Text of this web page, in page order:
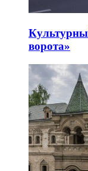
ворота»